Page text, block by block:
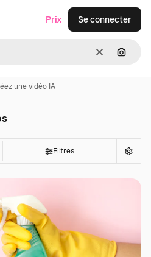
Effacer
Prix Se connecter
une vidéo IA
Filtres